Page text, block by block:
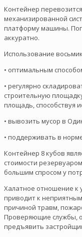
Контейнер
механизированной
платформу машины.
аккуратно.
Использование
• оптимальным
• регулярно
строительную
площадь, способствуя
• вывозить мусор в
• поддерживать в
Контейнер 8 кубов
стоимости
большим спросом у
Халатное отношение к
приводит к
причиной травм,
Проверяющие службы,
предъявить